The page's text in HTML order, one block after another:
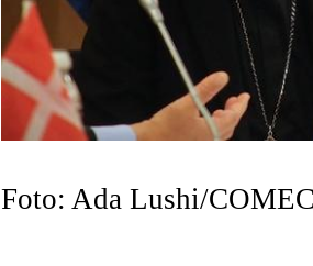
Foto: Ada Lushi/